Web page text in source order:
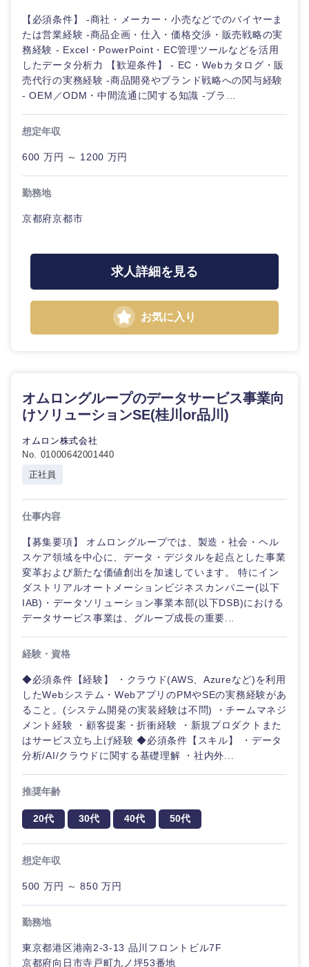
【必須条件】 -商社・メーカー・小売などでのバイヤーま
たは営業経験 -商品企画・仕入・価格交渉・販売戦略の実
務経験 - Excel・PowerPoint・EC管理ツールなどを活用
したデータ分析力 【歓迎条件】 - EC・Webカタログ・販
売代行の実務経験 -商品開発やブランド戦略への関与経験
- OEM／ODM・中間流通に関する知識 -ブラ...
想定年収
600 万円 ～ 1200 万円
勤務地
京都府京都市
求人詳細を見る
お気に入り
オムロングループのデータサービス事業向
けソリューションSE(桂川or品川)
オムロン株式会社
No. 01000642001440
正社員
仕事内容
【募集要項】 オムロングループでは、製造・社会・ヘル
スケア領域を中心に、データ・デジタルを起点とした事業
変革および新たな価値創出を加速しています。 特にイン
ダストリアルオートメーションビジネスカンパニー(以下
IAB)・データソリューション事業本部(以下DSB)における
データサービス事業は、グループ成長の重要...
経験・資格
◆必須条件【経験】 ・クラウド(AWS、Azureなど)を利用
したWebシステム・WebアプリのPMやSEの実務経験があ
ること。(システム開発の実装経験は不問) ・チームマネジ
メント経験 ・顧客提案・折衝経験 ・新規プロダクトまた
はサービス立ち上げ経験 ◆必須条件【スキル】 ・データ
分析/AI/クラウドに関する基礎理解 ・社内外...
推奨年齢
20代 30代 40代 50代
想定年収
500 万円 ～ 850 万円
勤務地
東京都港区港南2-3-13 品川フロントビル7F
京都府向日市寺戸町九ノ坪53番地